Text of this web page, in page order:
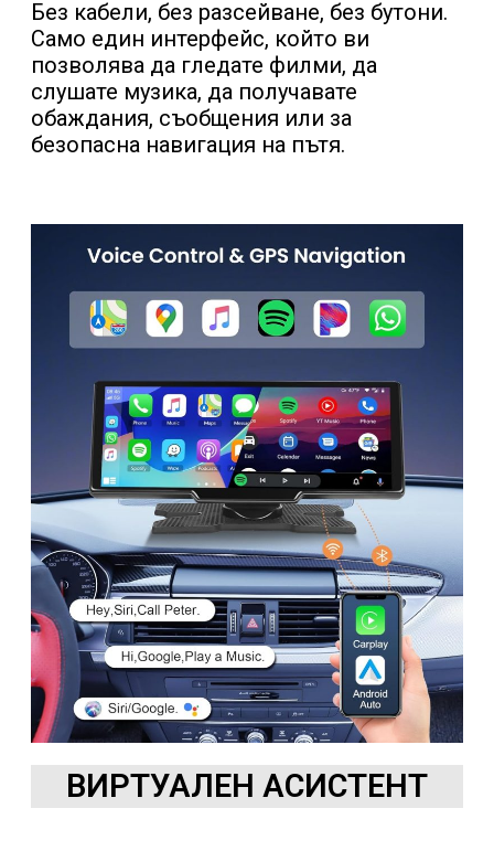
Без кабели, без разсейване, без бутони.
Само един интерфейс, който ви
позволява да гледате филми, да
слушате музика, да получавате
обаждания, съобщения или за
безопасна навигация на пътя.
ВИРТУАЛЕН АСИСТЕНТ